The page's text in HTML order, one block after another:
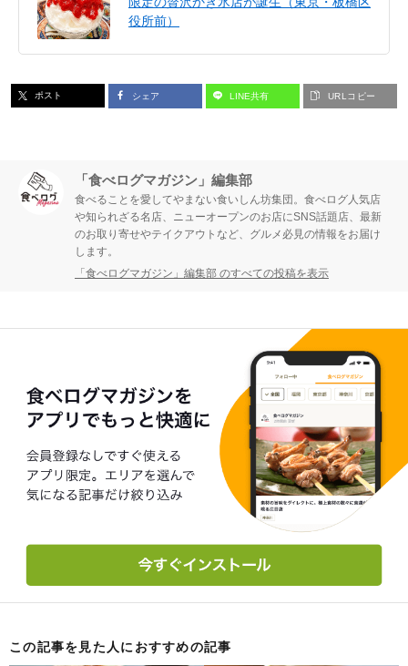
役所前）
ポスト シェア LINE共有 URLコピー
「食べログマガジン」編集部
食べることを愛してやまない食いしん坊集団。食べログ人気店
や知られざる名店、ニューオープンのお店にSNS話題店、最新
のお取り寄せやテイクアウトなど、グルメ必見の情報をお届け
します。
「食べログマガジン」編集部 のすべての投稿を表示
この記事を見た人におすすめの記事